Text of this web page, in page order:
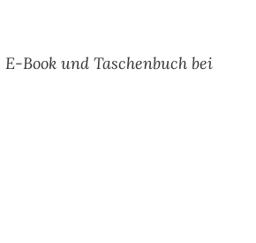
E-Book und Taschenbuch bei